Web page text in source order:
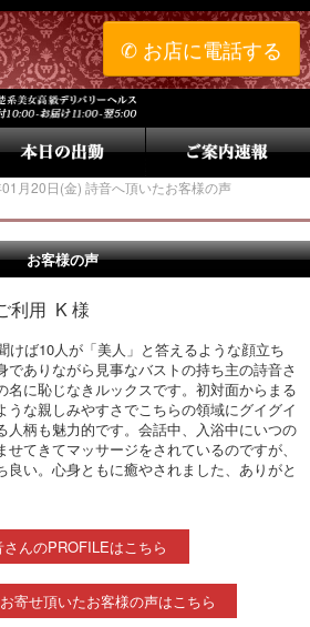
✆ お店に電話する
月20日(金) 詩音へ頂いたお客様の声
お客様の声
利用 K 様
けば10人が「美人」と答えるような顔立ち
でありながら見事なバストの持ち主の詩音さ
名に恥じなきルックスです。初対面からまる
うな親しみやすさでこちらの領域にグイグイ
人柄も魅力的です。会話中、入浴中にいつの
せてきてマッサージをされているのですが、
良い。心身ともに癒やされました、ありがと
んのPROFILEはこちら
寄せ頂いたお客様の声はこちら